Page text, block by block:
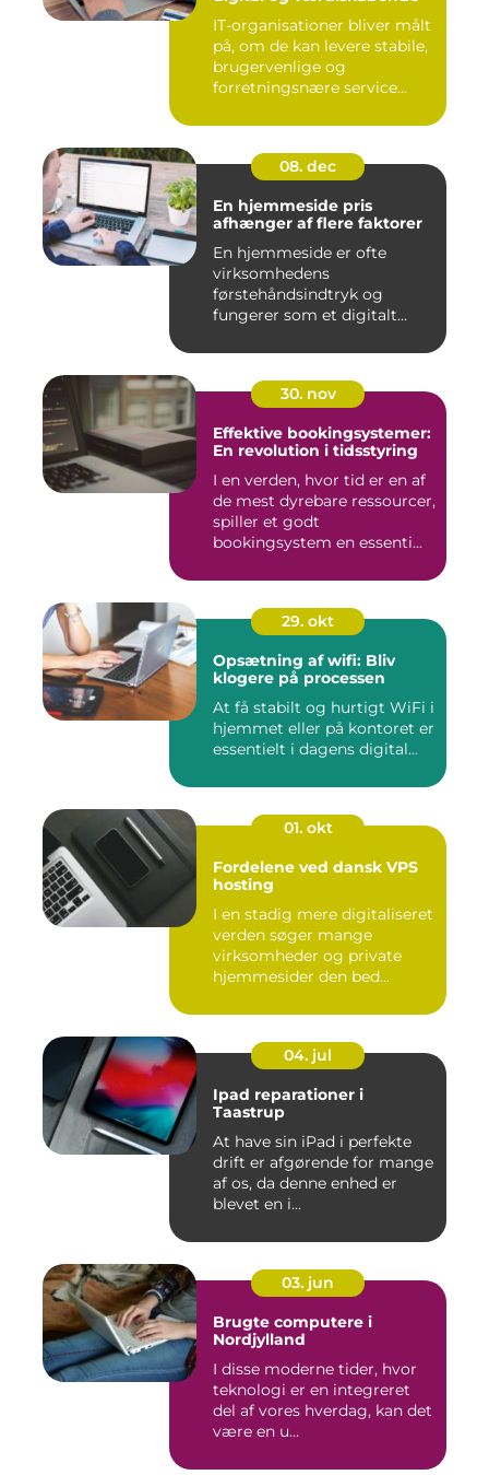
IT-organisationer bliver målt
på, om de kan levere stabile,
brugervenlige og
forretningsnære service...
08. dec
En hjemmeside pris
afhænger af flere faktorer
En hjemmeside er ofte
virksomhedens
førstehåndsindtryk og
fungerer som et digitalt
30. nov
Effektive bookingsystemer:
En revolution i tidsstyring
I en verden, hvor tid er en af
de mest dyrebare ressourcer,
spiller et godt
bookingsystem en essenti...
29. okt
Opsætning af wifi: Bliv
klogere på processen
At få stabilt og hurtigt WiFi i
hjemmet eller på kontoret er
essentielt i dagens digital...
01. okt
Fordelene ved dansk VPS
hosting
I en stadig mere digitaliseret
verden søger mange
virksomheder og private
hjemmesider den bed...
04. jul
Ipad reparationer i
Taastrup
At have sin iPad i perfekte
drift er afgørende for mange
af os, da denne enhed er
blevet en i...
03. jun
Brugte computere i
Nordjylland
I disse moderne tider, hvor
teknologi er en integreret
del af vores hverdag, kan det
være en u...